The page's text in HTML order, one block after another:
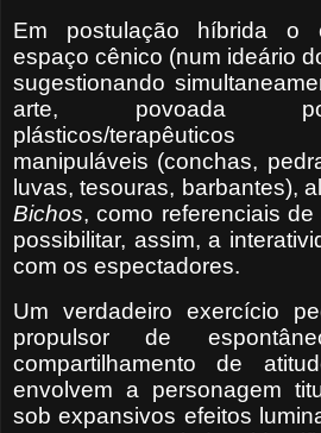
Em postulação híbrida o
espaço cênico (num ideário
sugestionando
arte, povoada
plásticos/terapêuticos
manipuláveis (conchas,
luvas, tesouras, barbantes),
Bichos, como referenciais
possibilitar, assim, a
com os espectadores.
Um verdadeiro exercício
propulsor de
compartilhamento de
envolvem a personagem
sob expansivos efeitos